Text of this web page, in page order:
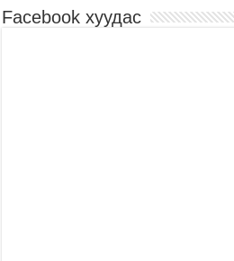
Үндэсний хувцасны өдрийг тохиолдуулан
“Дээлтэй монгол наадам” боллоо
Facebook хуудас